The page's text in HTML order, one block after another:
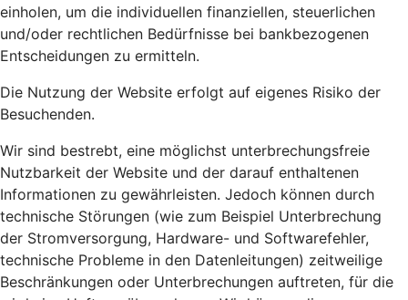
einholen, um die individuellen finanziellen, steuerlichen
und/oder rechtlichen Bedürfnisse bei bankbezogenen
Entscheidungen zu ermitteln.
Die Nutzung der Website erfolgt auf eigenes Risiko der
Besuchenden.
Wir sind bestrebt, eine möglichst unterbrechungsfreie
Nutzbarkeit der Website und der darauf enthaltenen
Informationen zu gewährleisten. Jedoch können durch
technische Störungen (wie zum Beispiel Unterbrechung
der Stromversorgung, Hardware- und Softwarefehler,
technische Probleme in den Datenleitungen) zeitweilige
Beschränkungen oder Unterbrechungen auftreten, für die